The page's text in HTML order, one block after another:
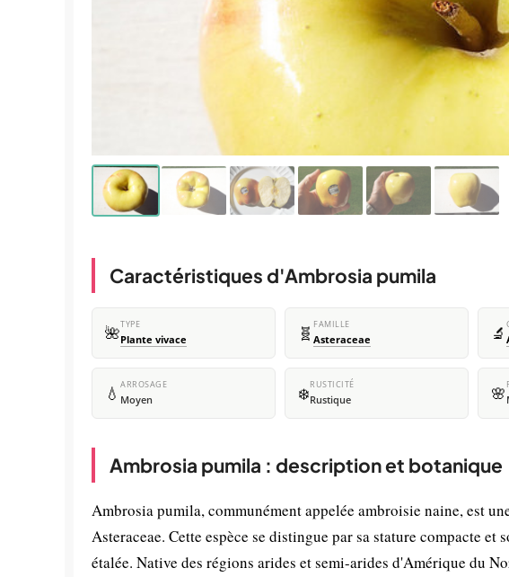
Caractéristiques d'Ambrosia pumila
🌺TYPE
Plante vivace 🧬 FAMILLE
Asteraceae 🔬
💧 ARROSAGE
Moyen ❄️RUSTICITÉ
Rustique 🌸
Ambrosia pumila : description et botanique
Ambrosia pumila, communément appelée ambroisie naine, est
Asteraceae. Cette espèce se distingue par sa stature compacte
étalée. Native des régions arides et semi-arides d'Amérique du